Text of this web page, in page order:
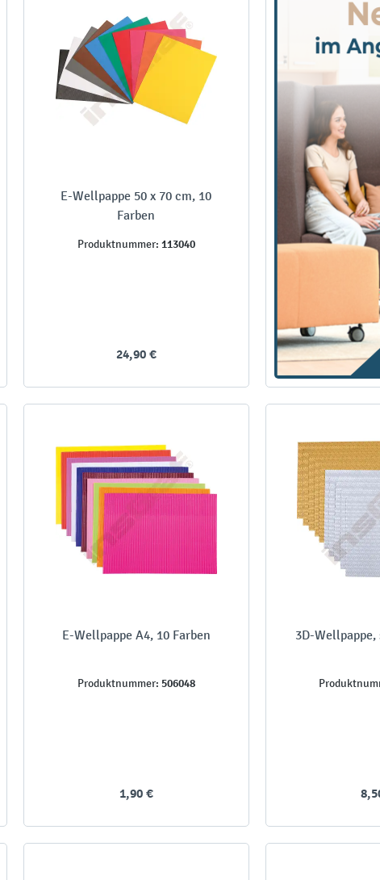
E-Wellpappe 50 x 70 cm, 10
Farben
Produktnummer: 113040
24,90 €
E-Wellpappe A4, 10 Farben
Produktnummer: 506048
1,90 €
3D-